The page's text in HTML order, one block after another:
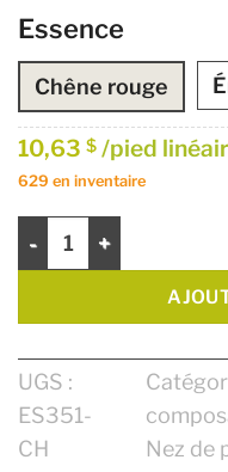
Essence
Chêne rouge
10,63 $ /pied
629 en inventaire
UGS :
ES351-
CH
Nez de